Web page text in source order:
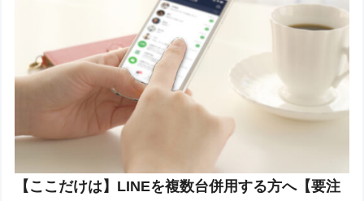
【ここだけは】LINEを複数台併用する方へ【要注